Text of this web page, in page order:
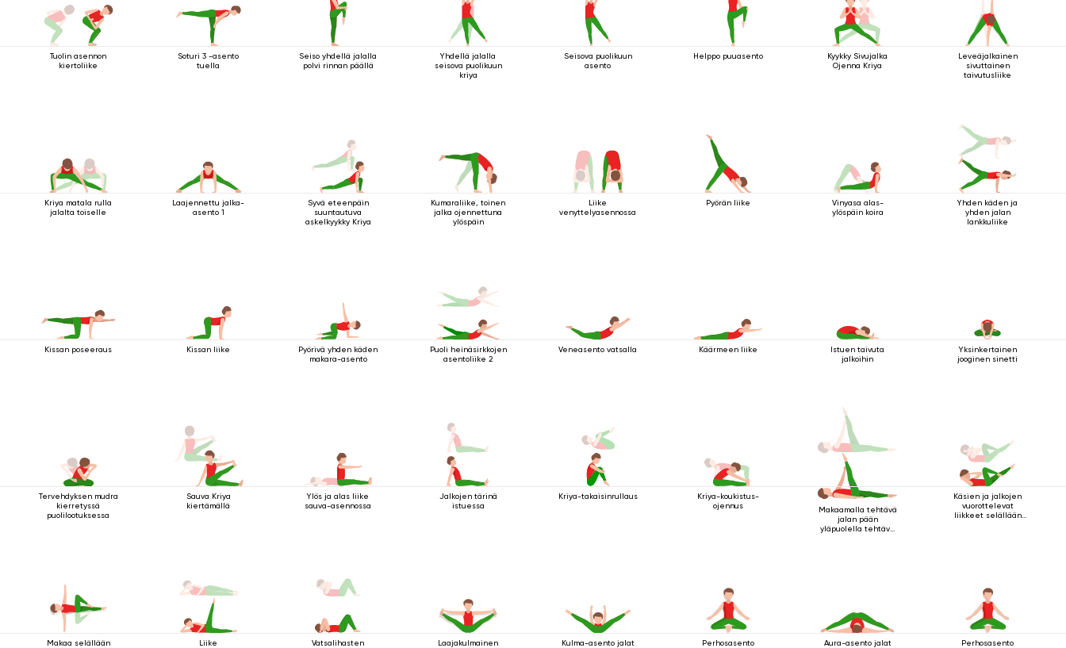
Tuolin asennon
kiertoliike
Soturi 3 -asento
tuella
Seiso yhdellä jalalla
polvi rinnan päällä
Yhdellä jalalla
seisova puolikuun
kriya
Seisova puolikuun
asento
Helppo puuasento
Kyykky Sivujalka
Ojenna Kriya
Leveäjalkainen
sivuttainen
taivutusliike
Kriya matala rulla
jalalta toiselle
Laajennettu jalka-
asento 1
Syvä eteenpäin
suuntautuva
askelkyykky Kriya
Kumaraliike, toinen
jalka ojennettuna
ylöspäin
Liike
venyttelyasennossa
Pyörän liike
Vinyasa alas-
ylöspäin koira
Yhden käden ja
yhden jalan
lankkuliike
Kissan poseeraus Kissan liike
Pyörivä yhden käden
makara-asento
Puoli heinäsirkkojen
asentoliike 2
Veneasento vatsalla Käärmeen liike
Istuen taivuta
jalkoihin
Yksinkertainen
jooginen sinetti
Tervehdyksen mudra
kierretyssä
puolilootuksessa
Sauva Kriya
kiertämällä
Ylös ja alas liike
sauva-asennossa
Jalkojen tärinä
istuessa
Kriya-takaisinrullaus
Kriya-koukistus-
ojennus
Makaamalla tehtävä
jalan pään
yläpuolella tehtävä
Käsien ja jalkojen
vuorottelevat
liikkeet selällään
Makaa selällään
Liike
Vatsalihasten
Laajakulmainen
Kulma-asento jalat
Perhosasento
Aura-asento jalat
Perhosasento